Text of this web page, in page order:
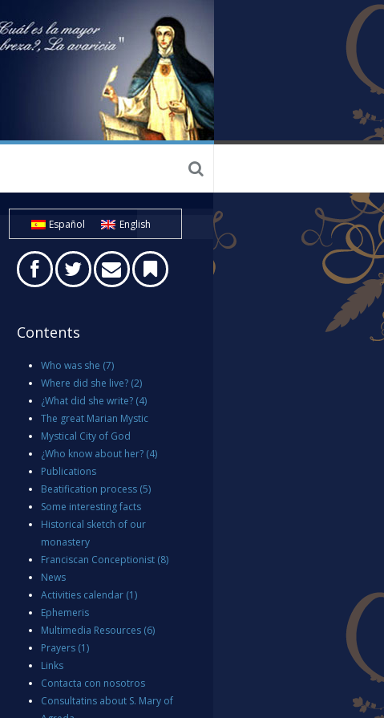
Español English
Contents
Who was she (7)
Where did she live? (2)
¿What did she write? (4)
The great Marian Mystic
Mystical City of God
¿Who know about her? (4)
Publications
Beatification process (5)
Some interesting facts
Historical sketch of our
monastery
Franciscan Conceptionist (8)
News
Activities calendar (1)
Ephemeris
Multimedia Resources (6)
Prayers (1)
Links
Contacta con nosotros
Consultatins about S. Mary of